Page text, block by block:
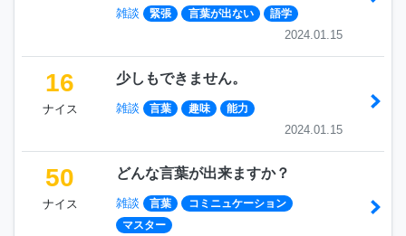
雑談 緊張 言葉が出ない 語学
2024.01.15
16
ナイス
少しもできません。
雑談 言葉 趣味 能力
2024.01.15
50
ナイス
どんな言葉が出来ますか？
雑談 言葉
コミニュケーション
マスター